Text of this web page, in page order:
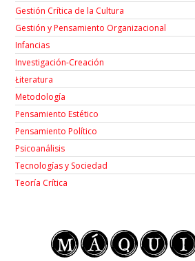
Gestión Crítica de la Cultura
Gestión y Pensamiento Organizacional
Infancias
Investigación-Creación
Łiteratura
Metodología
Pensamiento Estético
Pensamiento Político
Psicoanálisis
Tecnologías y Sociedad
Teoría Crítica